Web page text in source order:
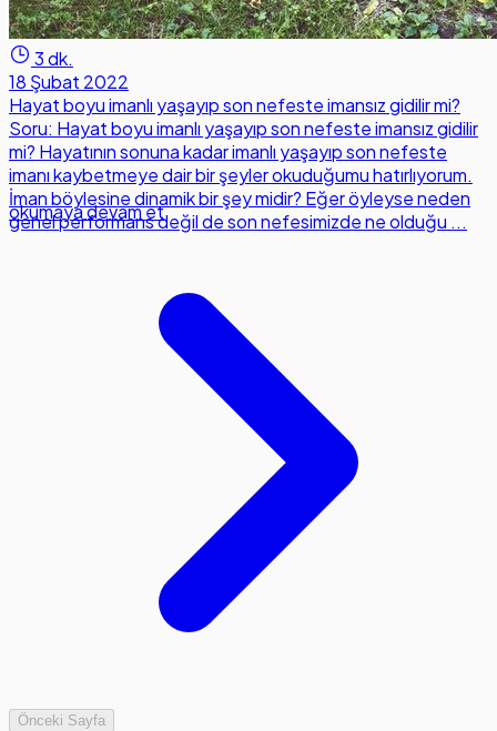
3 dk.
18 Şubat 2022
Hayat boyu imanlı yaşayıp son nefeste imansız gidilir mi?
Soru: Hayat boyu imanlı yaşayıp son nefeste imansız gidilir
mi? Hayatının sonuna kadar imanlı yaşayıp son nefeste
imanı kaybetmeye dair bir şeyler okuduğumu hatırlıyorum.
İman böylesine dinamik bir şey midir? Eğer öyleyse neden
genel performans değil de son nefesimizde ne olduğu ...
okumaya devam et
Önceki Sayfa